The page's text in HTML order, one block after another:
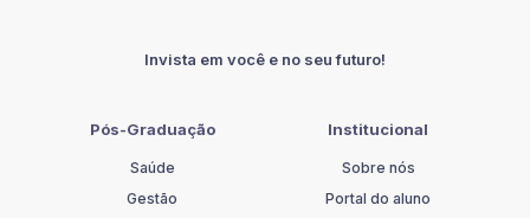
Invista em você e no seu futuro!
Pós-Graduação
Saúde
Gestão
Institucional
Sobre nós
Portal do aluno